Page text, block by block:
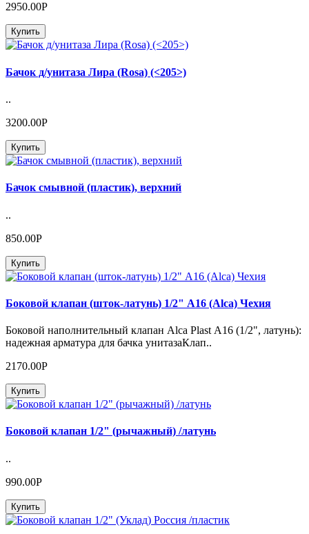
2950.00Р
Купить
Бачок д/унитаза Лира (Rosa) (<205>)
..
3200.00Р
Купить
Бачок смывной (пластик), верхний
..
850.00Р
Купить
Боковой клапан (шток-латунь) 1/2" А16 (Alca) Чехия
Боковой наполнительный клапан Alca Plast А16 (1/2", латунь):
надежная арматура для бачка унитазаКлап..
2170.00Р
Купить
Боковой клапан 1/2" (рычажный) /латунь
..
990.00Р
Купить